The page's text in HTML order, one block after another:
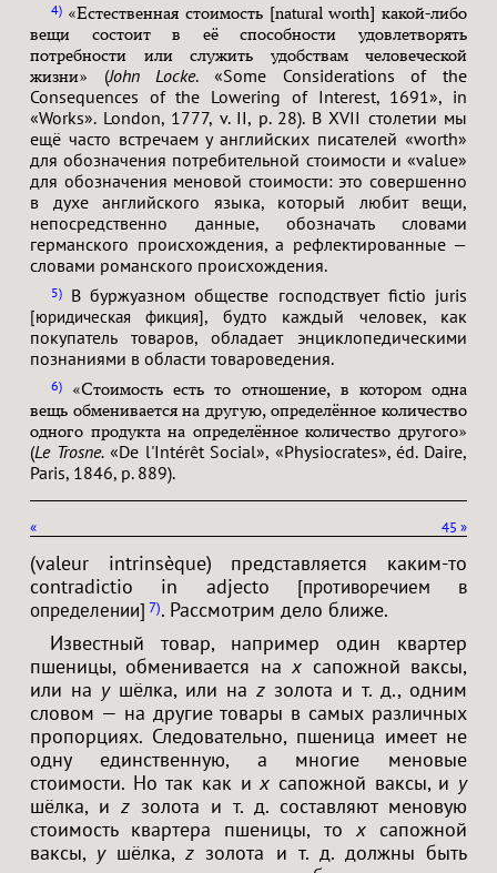
4
«Естественная стоимость [natural worth] какой-либо
вещи состоит в её способности удовлетворять
потребности или служить удобствам человеческой
жизни» (John Locke. «Some Considerations of the
Consequences of the Lowering of Interest, 1691», in
«Works». London, 1777, v. II, p. 28). В XVII столетии мы
ещё часто встречаем у английских писателей «worth»
для обозначения потребительной стоимости и «value»
для обозначения меновой стоимости: это совершенно
в духе английского языка, который любит вещи,
непосредственно данные, обозначать словами
германского происхождения, а рефлектированные —
словами романского происхождения.
5 В буржуазном обществе господствует fictio juris
[юридическая фикция], будто каждый человек, как
покупатель товаров, обладает энциклопедическими
познаниями в области товароведения.
6
«Стоимость есть то отношение, в котором одна
вещь обменивается на другую, определённое количество
одного продукта на определённое количество другого»
(Le Trosne.«De l'Intérêt Social», «Physiocrates», éd. Daire,
Paris, 1846, p. 889).
« »
45
(valeur intrinsèque) представляется каким-то
contradictio in adjecto [противоречием в
определении] 7 . Рассмотрим дело ближе.
Известный товар, например один квартер
пшеницы, обменивается наx сапожной ваксы,
или на yшёлка, или на z золота и т. д., одним
словом — на другие товары в самых различных
пропорциях. Следовательно, пшеница имеет не
одну единственную, а многие меновые
стоимости. Но так как иx сапожной ваксы, и y
шёлка, и z золота и т. д. составляют меновую
стоимость квартера пшеницы, то xсапожной
ваксы, yшёлка,z золота и т. д. должны быть